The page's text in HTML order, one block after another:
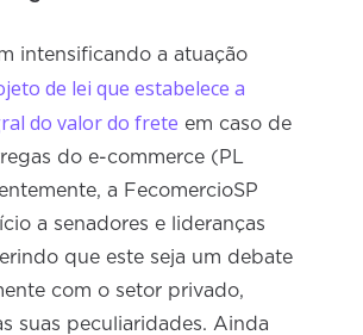
intensificando a atuação
de lei que estabelece a
do valor do frete em caso de
do e-commerce (PL
a FecomercioSP
a senadores e lideranças
que este seja um debate
com o setor privado,
suas peculiaridades. Ainda